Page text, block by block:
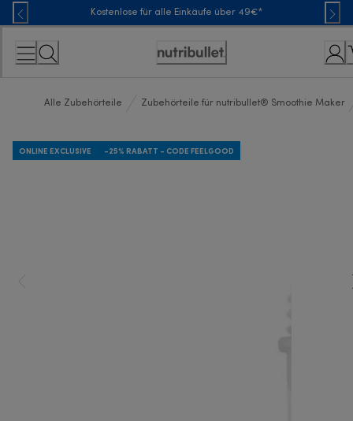
Skip
to
Content
Kostenlose für alle Einkäufe über 49€*
Erklärung
Zugänglichkeit
Alle Zubehörteile Zubehörteile für nutribullet® Smoothie Maker
ONLINE EXCLUSIVE -25% RABATT - CODE FEELGOOD